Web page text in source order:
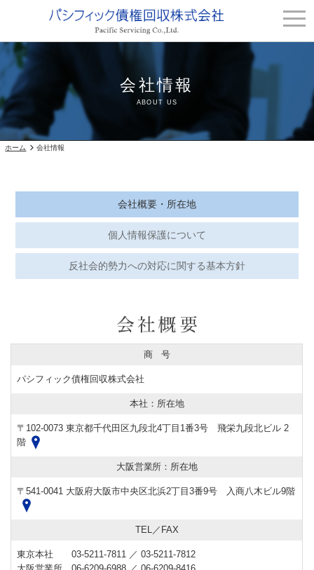
会社情報
ABOUT US
ホーム 会社情報
会社概要・所在地
個人情報保護について
反社会的勢力への対応に関する基本方針
商 号
パシフィック債権回収株式会社
本社：所在地
〒102-0073 東京都千代田区九段北4丁目1番3号 飛栄九段北ビル 2
階
大阪営業所：所在地
〒541-0041 大阪府大阪市中央区北浜2丁目3番9号 入商八木ビル9階
TEL／FAX
東京本社 03-5211-7811 ／ 03-5211-7812